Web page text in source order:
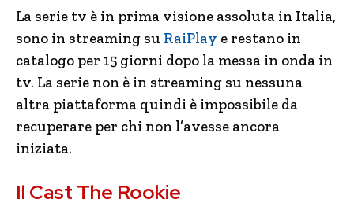
La serie tv è in prima visione assoluta in Italia,
sono in streaming su RaiPlay e restano in
catalogo per 15 giorni dopo la messa in onda in
tv. La serie non è in streaming su nessuna
altra piattaforma quindi è impossibile da
recuperare per chi non l’avesse ancora
iniziata.
Il Cast The Rookie